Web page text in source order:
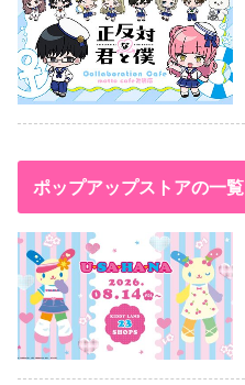
ポップアップストアの一覧